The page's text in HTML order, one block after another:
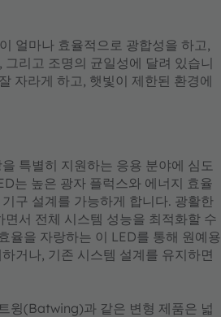
얼마나 효율적으로 광합성을 하고,
리고 조명의 균일성에 달려 있습니
자라게 하고, 햇빛이 제한된 환경에
특별히 지원하는 응용 분야에 심도
는 높은 광자 플럭스와 에너지 효율
구 설계를 가능하게 합니다. 광활한
서 전체 시스템 성능을 최적화할 수
율을 자랑하는 이 LED를 통해 원예용
거나, 기존 시스템 설계를 유지하면
윙(Batwing)과 같은 변형 제품은 넓